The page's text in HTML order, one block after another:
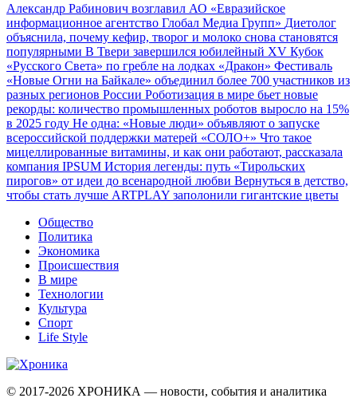
Александр Рабинович возглавил АО «Евразийское
информационное агентство Глобал Медиа Групп» Диетолог
объяснила, почему кефир, творог и молоко снова становятся
популярными В Твери завершился юбилейный XV Кубок
«Русского Света» по гребле на лодках «Дракон» Фестиваль
«Новые Огни на Байкале» объединил более 700 участников из
разных регионов России Роботизация в мире бьет новые
рекорды: количество промышленных роботов выросло на 15%
в 2025 году Не одна: «Новые люди» объявляют о запуске
всероссийской поддержки матерей «СОЛО+» Что такое
мицеллированные витамины, и как они работают, рассказала
компания IPSUM История легенды: путь «Тирольских
пирогов» от идеи до всенародной любви Вернуться в детство,
чтобы стать лучше ARTPLAY заполонили гигантские цветы
Общество
Политика
Экономика
Происшествия
В мире
Технологии
Культура
Спорт
Life Style
© 2017-2026 ХРОНИКА — новости, события и аналитика